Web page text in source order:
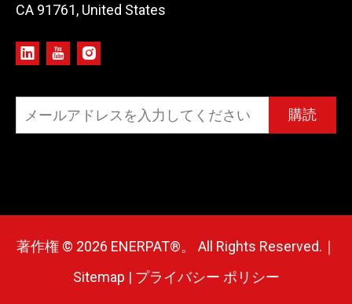
CA 91761, United States
購読
著作権 © 2026 ENERPAT®。 All Rights Reserved.｜
Sitemap | プライバシー ポリシー